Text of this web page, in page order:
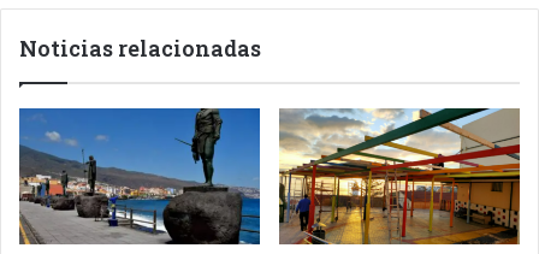
Noticias relacionadas